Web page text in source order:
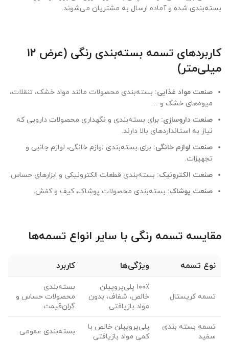
بسته‌بندی شده و آماده ارسال به مشتریان می‌شوند.
کاربردهای تسمه بسته‌بندی رنگی (عرض ۱۲
میلی‌متر)
صنعت مواد غذایی: بسته‌بندی محصولات مانند مواد خشک، تنقلات،
میوه‌های خشک و …
صنعت داروسازی: برای بسته‌بندی و نگهداری محصولات دارویی که
نیاز به استانداردهای بالا دارند.
صنعت لوازم خانگی: برای بسته‌بندی لوازم خانگی، لوازم جانبی و
تجهیزات.
صنعت الکترونیک: بسته‌بندی قطعات الکترونیکی و ابزارهای حساس.
صنعت پوشاک: بسته‌بندی محصولات پوشاک، کیف و کفش.
مقایسه تسمه رنگی با سایر انواع تسمه‌ها
نوع تسمه ویژگی‌ها کاربرد
تسمه کریستال
۱۰۰٪ پلی‌پروپیلن
خالص، شفاف، بدون
مواد بازیافتی
بسته‌بندی
محصولات حساس و
گران‌قیمت
تسمه بسته بندی
سفید
پلی‌پروپیلن خالص با
کمی مواد بازیافتی
بسته‌بندی عمومی